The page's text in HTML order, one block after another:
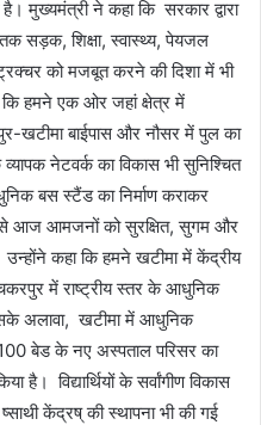
मुख्यमंत्री ने कहा कि सरकार द्वारा
सड़क, शिक्षा, स्वास्थ्य, पेयजल
को मजबूत करने की दिशा में भी
कि हमने एक ओर जहां क्षेत्र में
खटीमा बाईपास और नौसर में पुल का
नेटवर्क का विकास भी सुनिश्चित
बस स्टैंड का निर्माण कराकर
आज आमजनों को सुरक्षित, सुगम और
उन्होंने कहा कि हमने खटीमा में केंद्रीय
में राष्ट्रीय स्तर के आधुनिक
अलावा, खटीमा में आधुनिक
बेड के नए अस्पताल परिसर का
है। विद्यार्थियों के सर्वांगीण विकास
केंद्रष् की स्थापना भी की गई